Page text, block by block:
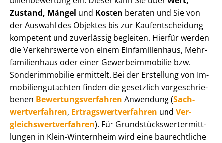
Zustand, Mängel und Kosten beraten und Sie von
der Auswahl des Objektes bis zur Kauf­ent­schei­dung
kompetent und zuverlässig begleiten. Hierfür werden
die Verkehrswerte von einem Einfamilienhaus, Mehr­
fa­mi­li­en­haus oder einer Ge­wer­be­im­mo­bi­lie bzw.
Sonderimmobilie ermittelt. Bei der Erstellung von Im­
mo­bi­li­en­gut­ach­ten finden die gesetzlich vor­ge­schrie­
be­nen Be­wer­tungs­ver­fah­ren Anwendung (Sach­
wert­ver­fah­ren, Er­trags­wert­ver­fah­ren und Ver­
gleichs­wert­ver­fah­ren). Für Grund­stücks­wert­ermitt­
lun­gen in Klein-Winternheim wird eine baurechtliche